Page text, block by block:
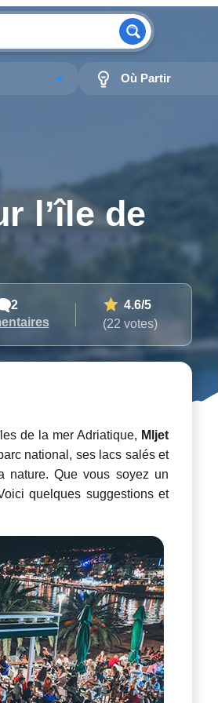
Où Partir
l’île de
2
4.6/5
(22 votes)
de la mer Adriatique, Mljet
national, ses lacs salés et
nature. Que vous soyez un
quelques suggestions et